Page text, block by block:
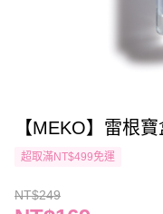
【MEKO】雷根
超取滿NT$499免運
NT$249